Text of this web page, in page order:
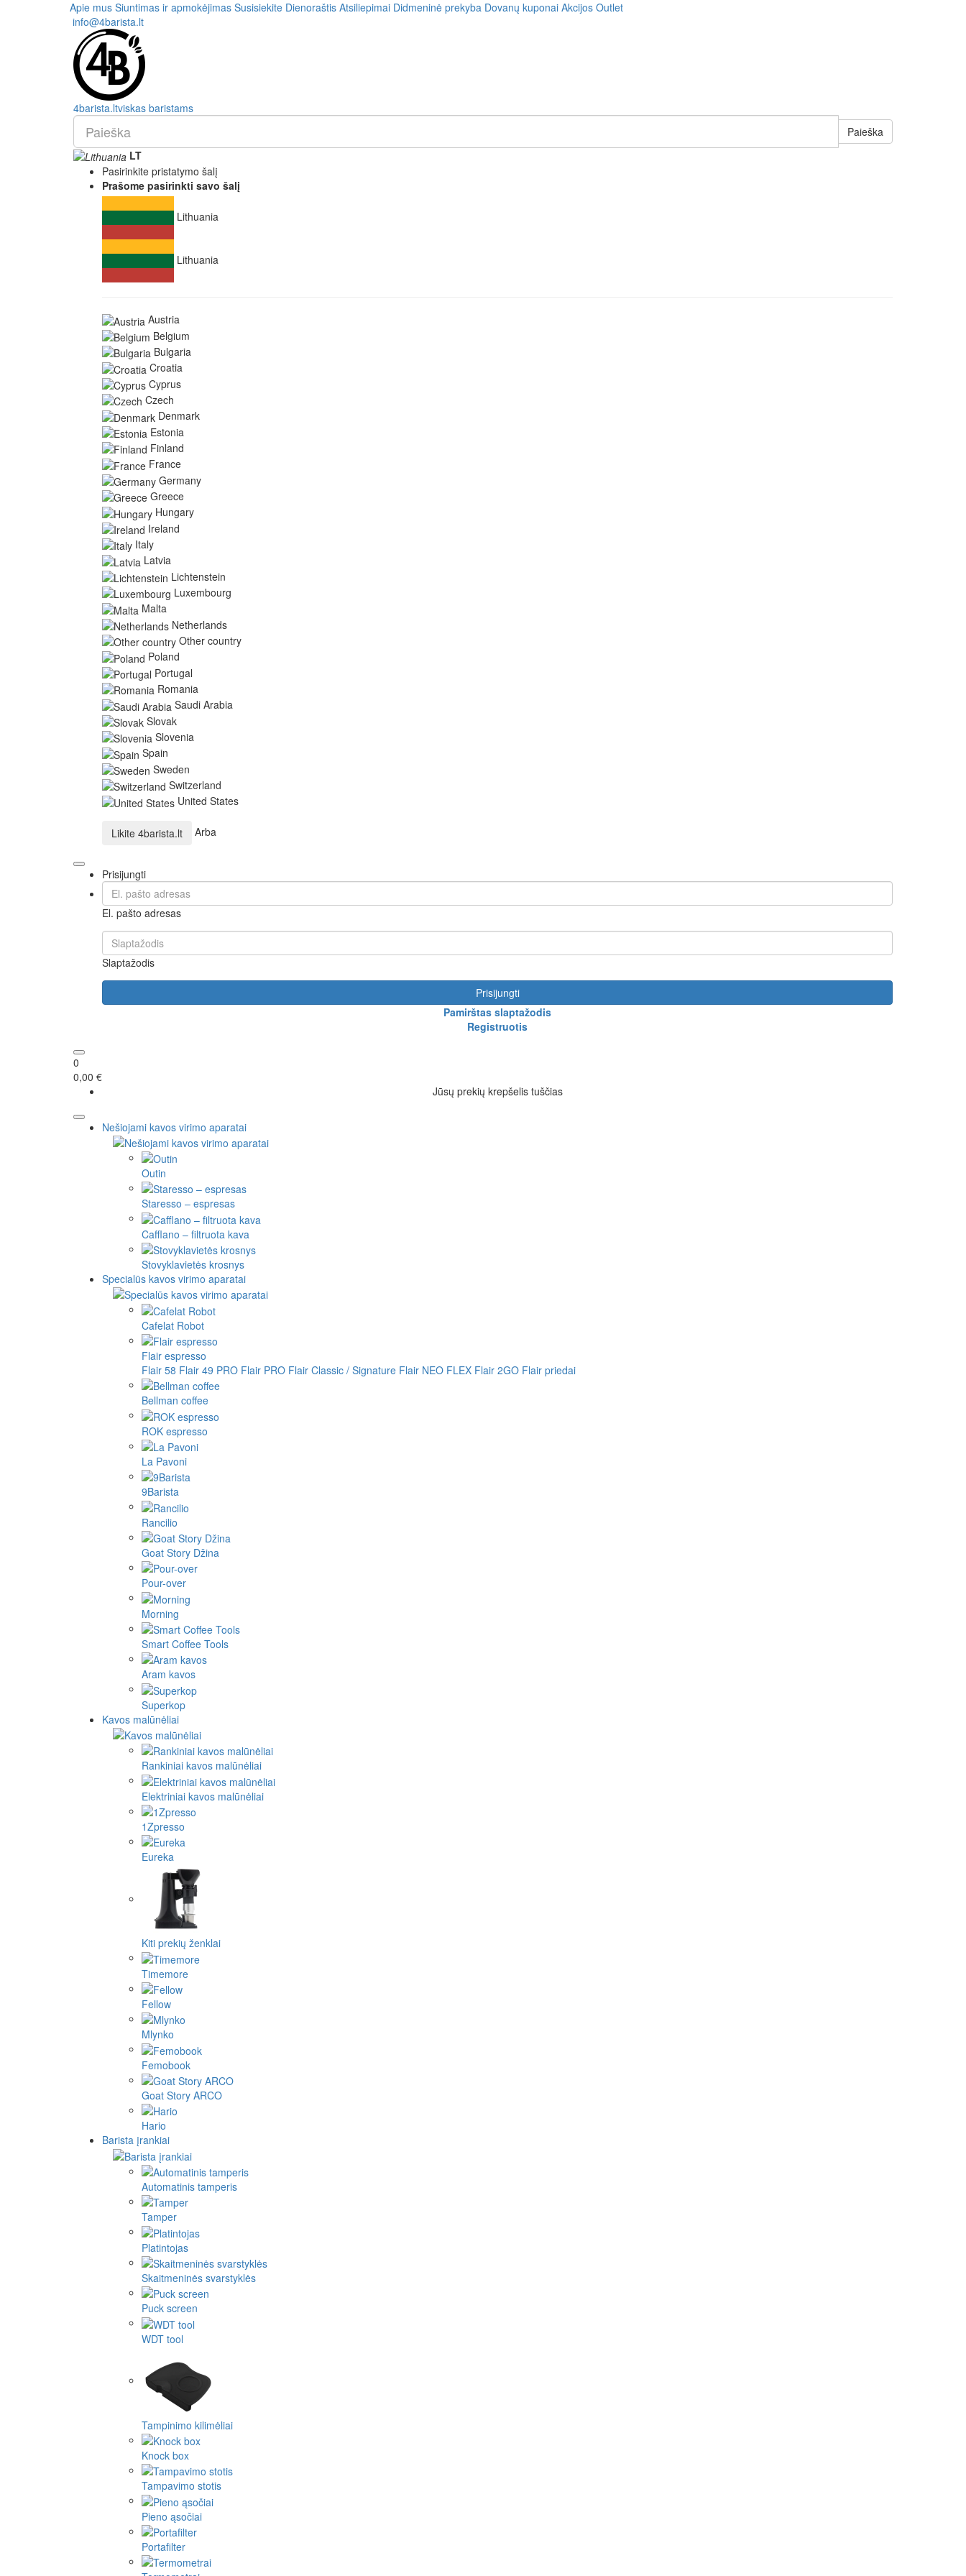
Apie mus Siuntimas ir apmokėjimas Susisiekite Dienoraštis Atsiliepimai Didmeninė prekyba Dovanų kuponai Akcijos Outlet
info@4barista.lt
4barista.ltviskas baristams
Paieška
LT
Pasirinkite pristatymo šalį
Prašome pasirinkti savo šalį
Lithuania
Lithuania
Austria
Belgium
Bulgaria
Croatia
Cyprus
Czech
Denmark
Estonia
Finland
France
Germany
Greece
Hungary
Ireland
Italy
Latvia
Lichtenstein
Luxembourg
Malta
Netherlands
Other country
Poland
Portugal
Romania
Saudi Arabia
Slovak
Slovenia
Spain
Sweden
Switzerland
United States
Likite 4barista.lt Arba
Prisijungti
El. pašto adresas
Slaptažodis
Prisijungti
Pamirštas slaptažodis
Registruotis
0
0,00 €
Jūsų prekių krepšelis tuščias
Nešiojami kavos virimo aparatai
Outin
Staresso – espresas
Cafflano – filtruota kava
Stovyklavietės krosnys
Specialūs kavos virimo aparatai
Cafelat Robot
Flair espresso
Flair 58 Flair 49 PRO Flair PRO Flair Classic / Signature Flair NEO FLEX Flair 2GO Flair priedai
Bellman coffee
ROK espresso
La Pavoni
9Barista
Rancilio
Goat Story Džina
Pour-over
Morning
Smart Coffee Tools
Aram kavos
Superkop
Kavos malūnėliai
Rankiniai kavos malūnėliai
Elektriniai kavos malūnėliai
1Zpresso
Eureka
Kiti prekių ženklai
Timemore
Fellow
Mlynko
Femobook
Goat Story ARCO
Hario
Barista įrankiai
Automatinis tamperis
Tamper
Platintojas
Skaitmeninės svarstyklės
Puck screen
WDT tool
Tampinimo kilimėliai
Knock box
Tampavimo stotis
Pieno ąsočiai
Portafilter